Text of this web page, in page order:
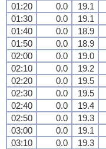
01:20
0.0 19.1
01:30
0.0 19.1
01:40
0.0 18.9
01:50
0.0 18.9
02:00
0.0 19.0
02:10
0.0 19.2
02:20
0.0 19.5
02:30
0.0 19.5
02:40
0.0 19.4
02:50
0.0 19.3
03:00
0.0 19.1
03:10
0.0 19.3